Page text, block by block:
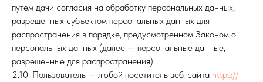
путем дачи согласия на обработку персональных данных,
разрешенных субъектом персональных данных для
распространения в порядке, предусмотренном Законом о
персональных данных (далее — персональные данные,
разрешенные для распространения).
2.10. Пользователь — любой посетитель веб-сайта https://